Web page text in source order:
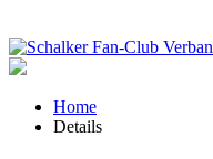
Home
Details